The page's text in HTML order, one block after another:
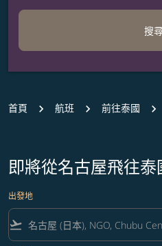
搜
首頁 航班 前往泰國
即將從名古屋飛往
出發地
flight_takeoff